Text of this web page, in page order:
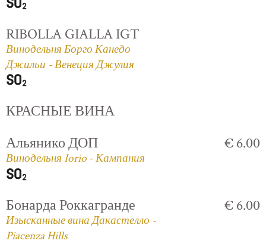
RIBOLLA GIALLA IGT
Винодельня Борго Канедо
Джильи - Венеция Джулия
КРАСНЫЕ ВИНА
Альянико ДОП
Винодельня Iorio - Кампания
€ 6.00
Бонарда Роккагранде
Изысканные вина Дакастелло -
Piacenza Hills
€ 6.00